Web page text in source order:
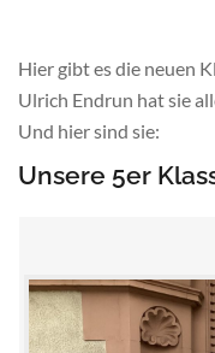
Hier gibt es die neuen
Ulrich Endrun hat sie
Und hier sind sie:
Unsere 5er